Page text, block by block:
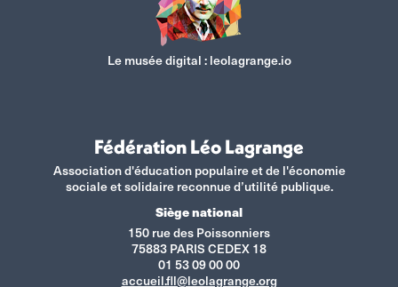
Le musée digital :leolagrange.io
Fédération Léo Lagrange
Association d'éducation populaire et de l'économie
sociale et solidaire reconnue d’utilité publique.
Siège national
150 rue des Poissonniers
75883 PARIS CEDEX 18
01 53 09 00 00
accueil.fll@leolagrange.org